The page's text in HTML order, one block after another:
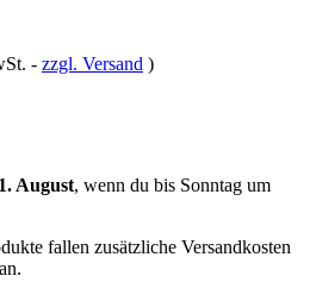
- zzgl. Versand )
August, wenn du bis Sonntag um
fallen zusätzliche Versandkosten
an.